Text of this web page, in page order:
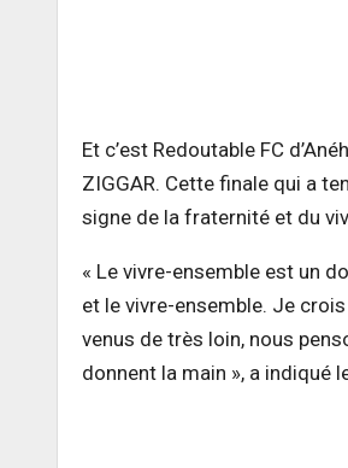
Et c’est Redoutable FC
ZIGGAR. Cette finale qui a
signe de la fraternité et du
« Le vivre-ensemble est un
et le vivre-ensemble. Je
venus de très loin, nous
donnent la main », a indiqué